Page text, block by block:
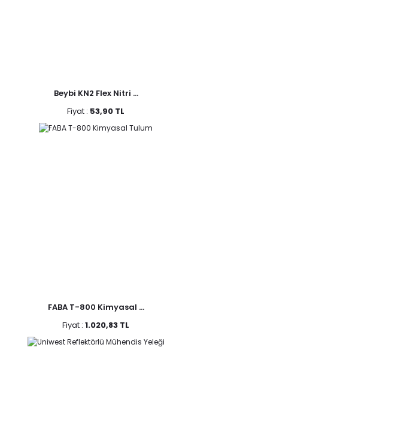
Beybi KN2 Flex Nitri ...
Fiyat : 53,90 TL
FABA T-800 Kimyasal ...
Fiyat : 1.020,83 TL